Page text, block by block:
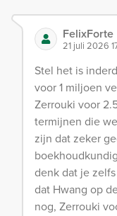
FelixForte
21 juli 2026
Stel het is
voor 1 miljoen
Zerrouki voor
termijnen die
zijn dat zeker
denk dat je
dat Hwang op
nog, Zerrouki